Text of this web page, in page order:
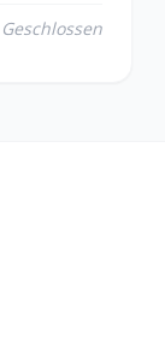
Geschlossen